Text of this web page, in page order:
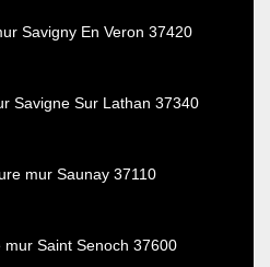
Savigny En Veron 37420
Savigne Sur Lathan 37340
mur Saunay 37110
mur Saint Senoch 37600